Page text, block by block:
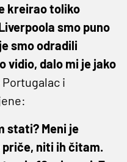
kreirao toliko
smo puno
smo odradili
vidio, dalo mi je jako
Portugalac i
stati? Meni je
priče, niti ih čitam.